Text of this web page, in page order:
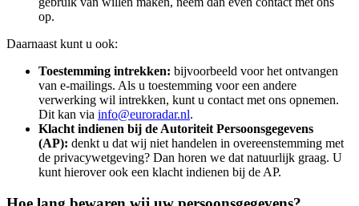
op.
Daarnaast kunt u ook:
Toestemming intrekken: bijvoorbeeld voor het ontvangen
van e-mailings. Als u toestemming voor een andere
verwerking wil intrekken, kunt u contact met ons opnemen.
Dit kan via info@euroradar.nl.
Klacht indienen bij de Autoriteit Persoonsgegevens
(AP): denkt u dat wij niet handelen in overeenstemming met
de privacywetgeving? Dan horen we dat natuurlijk graag. U
kunt hierover ook een klacht indienen bij de AP.